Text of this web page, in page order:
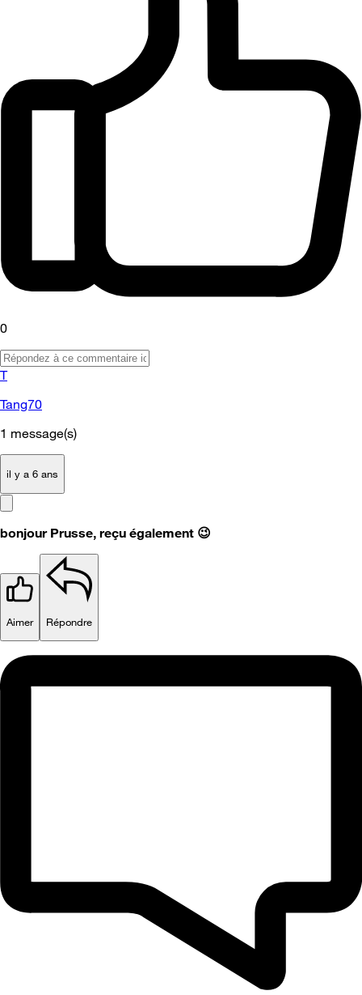
0
T
Tang70
1 message(s)
il y a 6 ans
bonjour Prusse, reçu également 😉
Aimer Répondre